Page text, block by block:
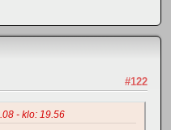
#122
- klo: 19.56